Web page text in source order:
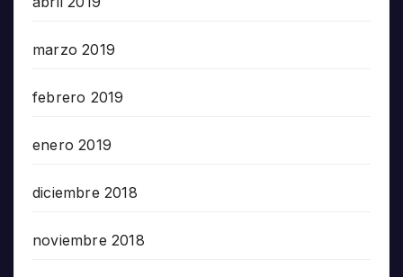
marzo 2019
febrero 2019
enero 2019
diciembre 2018
noviembre 2018